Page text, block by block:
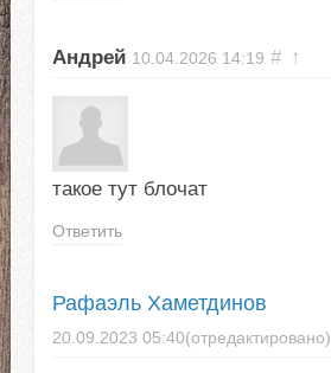
Андрей 10.04.2026 14:19 # ↑
такое тут блочат
Ответить
Рафаэль Хаметдинов
20.09.2023 05:40(отредактировано)